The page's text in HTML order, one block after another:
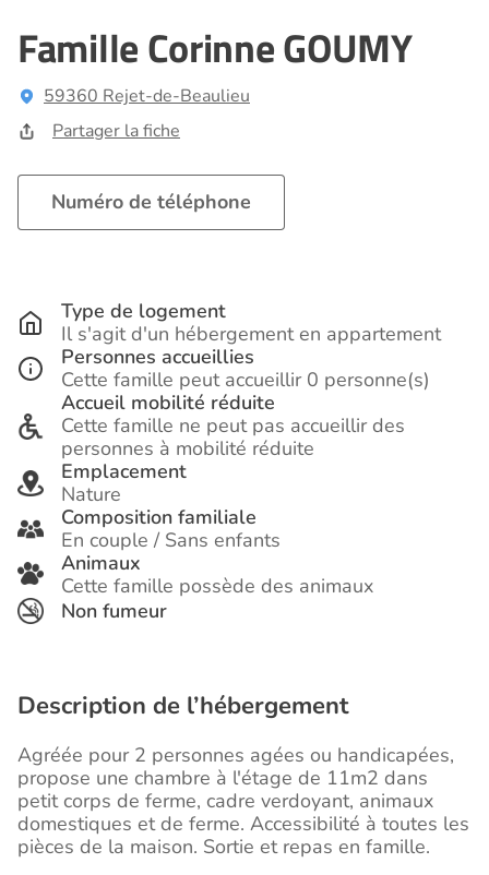
Famille Corinne GOUMY
59360 Rejet-de-Beaulieu
Partager la fiche
Numéro de téléphone
Type de logement
Il s'agit d'un hébergement en appartement
Personnes accueillies
Cette famille peut accueillir 0 personne(s)
Accueil mobilité réduite
Cette famille ne peut pas accueillir des
personnes à mobilité réduite
Emplacement
Nature
Composition familiale
En couple / Sans enfants
Animaux
Cette famille possède des animaux
Non fumeur
Description de l’hébergement
Agréée pour 2 personnes agées ou handicapées,
propose une chambre à l'étage de 11m2 dans
petit corps de ferme, cadre verdoyant, animaux
domestiques et de ferme. Accessibilité à toutes les
pièces de la maison. Sortie et repas en famille.